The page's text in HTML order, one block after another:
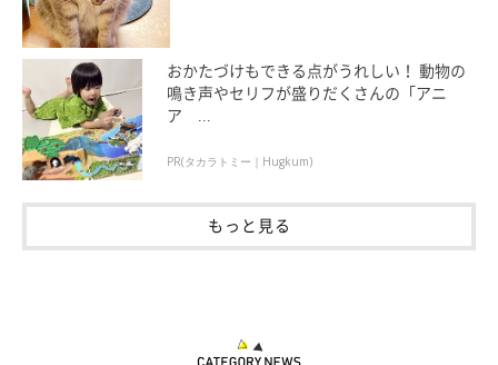
一気食いをしてしまうと、吐き戻ししやすくなり、フードの栄養
おかたづけもできる点がうれしい！ 動物の
鳴き声やセリフが盛りだくさんの「アニ
ア ...
PR(タカラトミー｜Hugkum)
もっと見る